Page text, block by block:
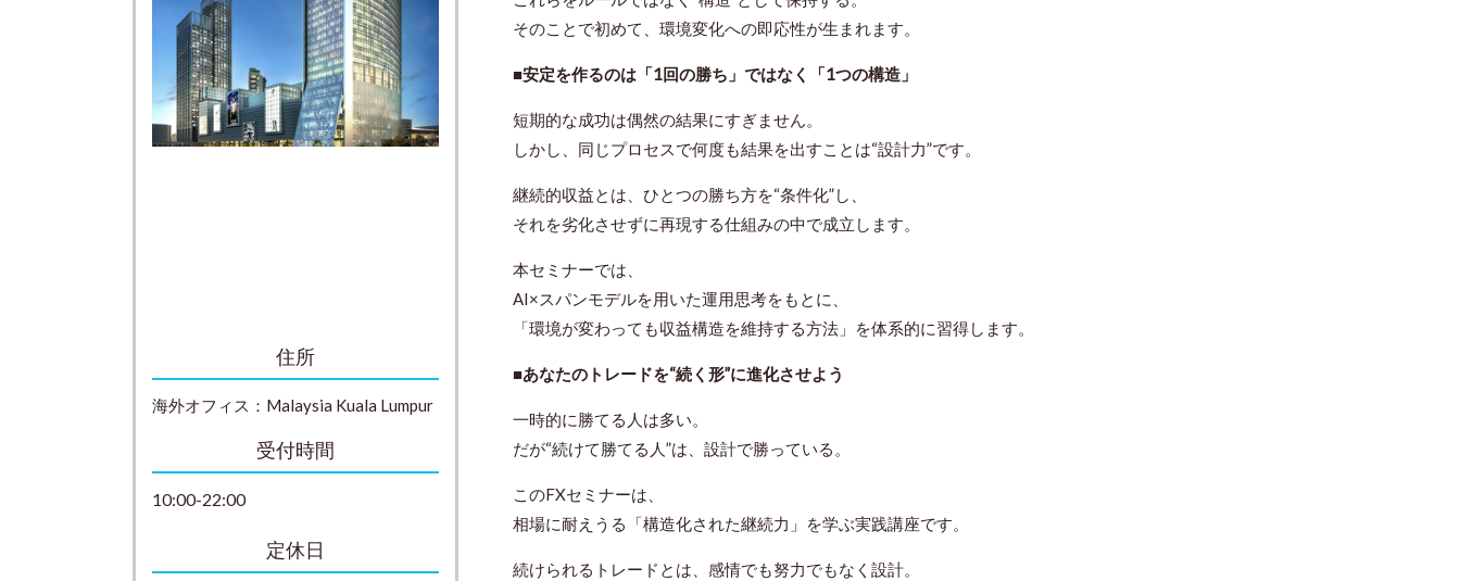
そのことで初めて、環境変化への即応性が生まれます。
■安定を作るのは「1回の勝ち」ではなく「1つの構造」
短期的な成功は偶然の結果にすぎません。
しかし、同じプロセスで何度も結果を出すことは“設計力”です。
継続的収益とは、ひとつの勝ち方を“条件化”し、
それを劣化させずに再現する仕組みの中で成立します。
本セミナーでは、
AI×スパンモデルを用いた運用思考をもとに、
「環境が変わっても収益構造を維持する方法」を体系的に習得します。
■あなたのトレードを“続く形”に進化させよう
一時的に勝てる人は多い。
だが“続けて勝てる人”は、設計で勝っている。
このFXセミナーは、
相場に耐えうる「構造化された継続力」を学ぶ実践講座です。
続けられるトレードとは、感情でも努力でもなく設計。
住所
海外オフィス： Malaysia Kuala Lumpur
受付時間
10:00-22:00
定休日